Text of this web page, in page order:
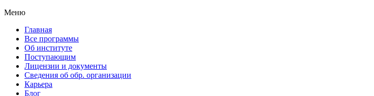
Меню
Главная
Все программы
Об институте
Поступающим
Лицензии и документы
Сведения об обр. организации
Карьера
Блог